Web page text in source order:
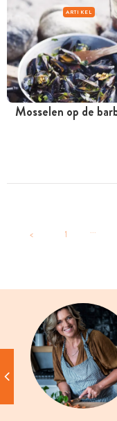
ARTIKEL
Mosselen op de
< 1 ...